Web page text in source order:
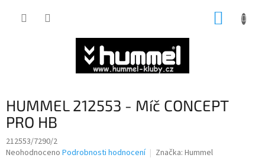
HUMMEL 212553 - Míč CONCEPT
PRO HB
212553/7290/2
Průměrné
Neohodnoceno Podrobnosti hodnocení Značka: Hummel